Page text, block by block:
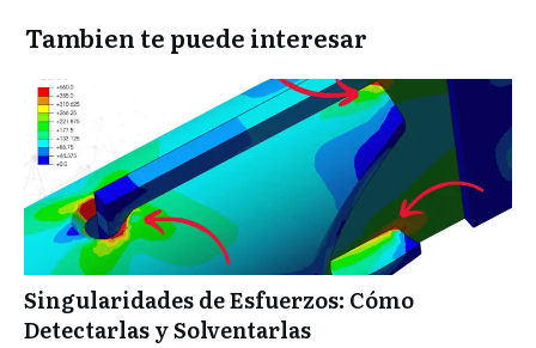
Tambien te puede interesar
Singularidades de Esfuerzos: Cómo
Detectarlas y Solventarlas